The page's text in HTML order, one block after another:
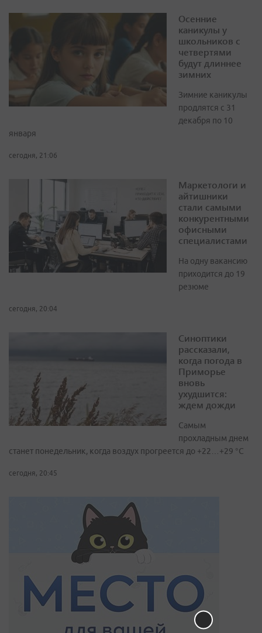
Осенние
каникулы у
школьников с
четвертями
будут длиннее
зимних
Зимние каникулы
продлятся с 31
декабря по 10
января
сегодня, 21:06
Маркетологи и
айтишники
стали самыми
конкурентными
офисными
специалистами
На одну вакансию
приходится до 19
резюме
сегодня, 20:04
Синоптики
рассказали,
когда погода в
Приморье
вновь
ухудшится:
ждем дожди
Самым
прохладным днем
станет понедельник, когда воздух прогреется до +22…+29 °С
сегодня, 20:45